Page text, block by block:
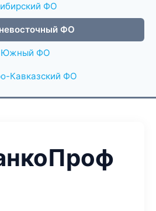
ФО
ФО
Южный ФО
Кавказский ФО